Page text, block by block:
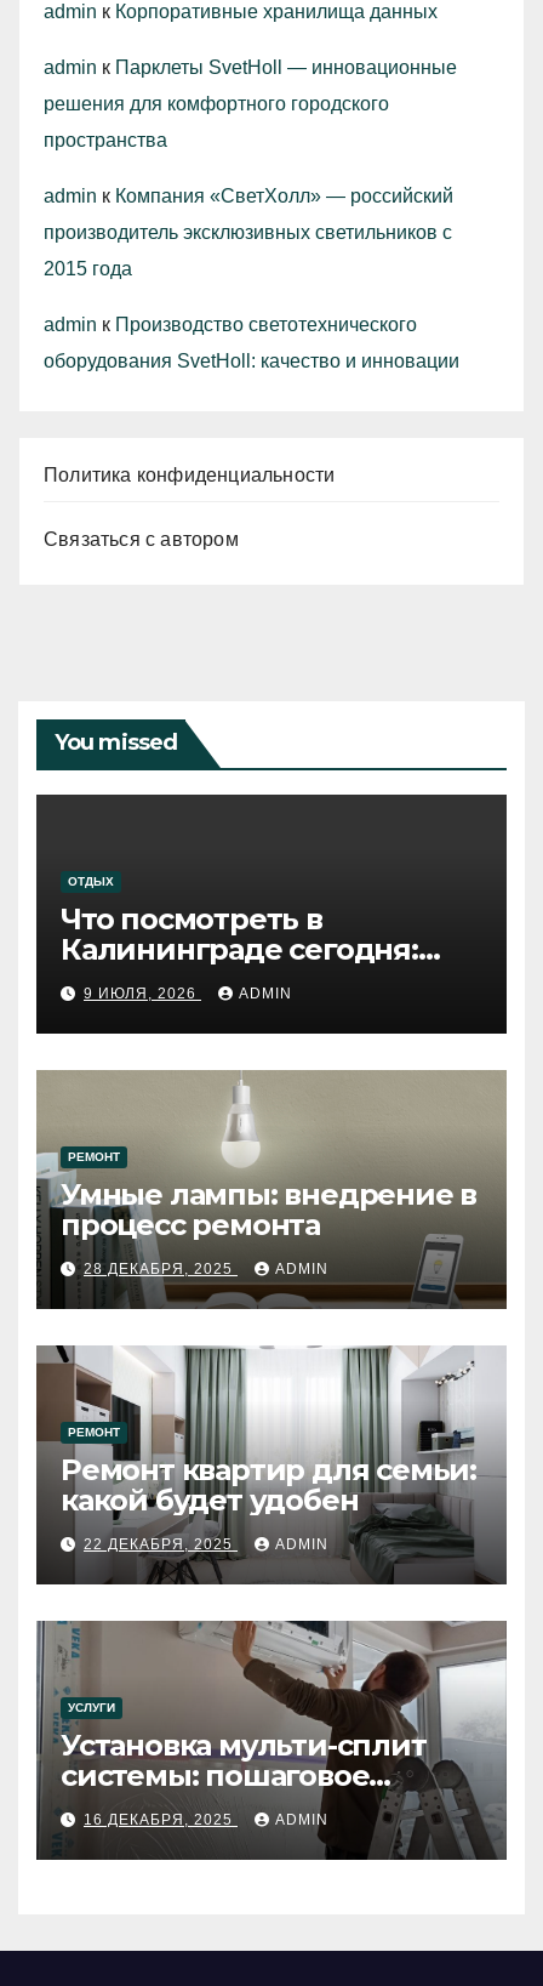
admin к Корпоративные хранилища данных
admin к Парклеты SvetHoll — инновационные
решения для комфортного городского
пространства
admin к Компания «СветХолл» — российский
производитель эксклюзивных светильников с
2015 года
admin к Производство светотехнического
оборудования SvetHoll: качество и инновации
Политика конфиденциальности
Связаться с автором
You missed
ОТДЫХ
Что посмотреть в
Калининграде сегодня:
путеводитель по самому
западному городу России
9 ИЮЛЯ, 2026 ADMIN
РЕМОНТ
Умные лампы: внедрение в
процесс ремонта
28 ДЕКАБРЯ, 2025 ADMIN
РЕМОНТ
Ремонт квартир для семьи:
какой будет удобен
22 ДЕКАБРЯ, 2025 ADMIN
УСЛУГИ
Установка мульти-сплит
системы: пошаговое
руководство
16 ДЕКАБРЯ, 2025 ADMIN